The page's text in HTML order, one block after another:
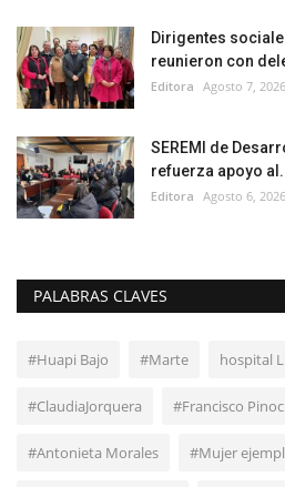
Dirigentes
reunieron con
Editora Agosto 7, 2026
SEREMI de
refuerza apoyo
Editora Agosto 6, 2026
PALABRAS CLAVES
#Huapi Bajo #Marte hospital
#ClaudiaJorquera #Francisco
#Antonieta Morales #Mujer